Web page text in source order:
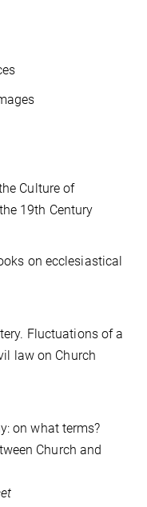
Culture of
19th Century
on ecclesiastical
Fluctuations of a
law on Church
what terms?
Church and